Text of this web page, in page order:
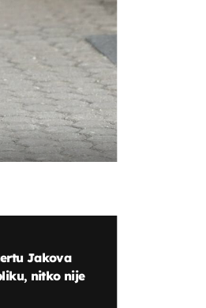
Jakova
nitko nije